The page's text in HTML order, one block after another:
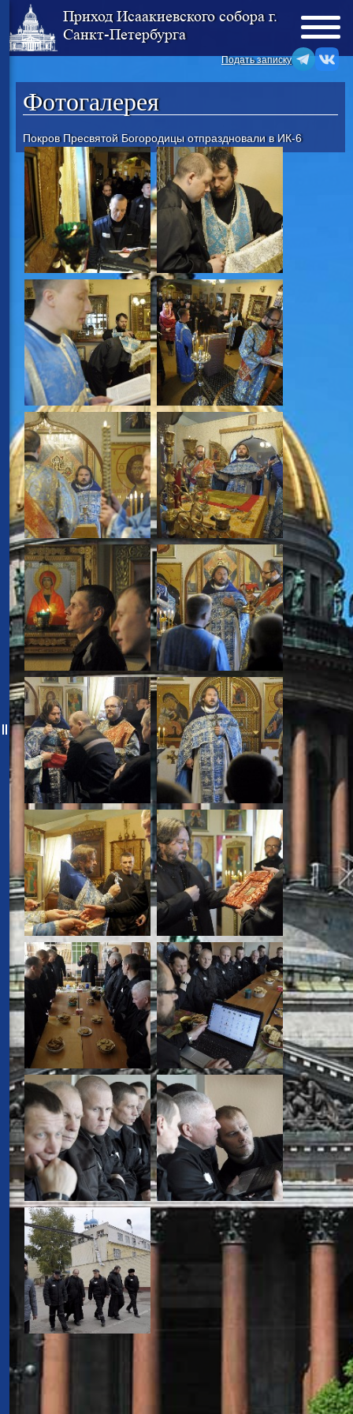
Приход Исаакиевского собора г.
Санкт-Петербурга
Подать записку
Фотогалерея
Покров Пресвятой Богородицы отпраздновали в ИК-6